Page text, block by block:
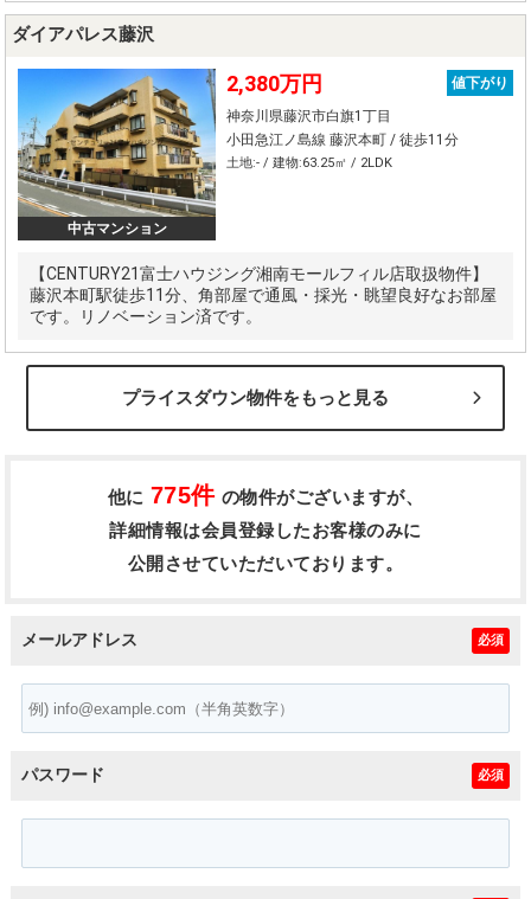
ダイアパレス藤沢
中古マンション
2,380万円
値下がり
神奈川県藤沢市白旗1丁目
小田急江ノ島線 藤沢本町 / 徒歩11分
土地:- / 建物:63.25㎡ / 2LDK
【CENTURY21富士ハウジング湘南モールフィル店取扱物件】
藤沢本町駅徒歩11分、角部屋で通風・採光・眺望良好なお部屋
です。リノベーション済です。
プライスダウン物件をもっと見る
他に 775件 の物件がございますが、
詳細情報は会員登録したお客様のみに
公開させていただいております。
メールアドレス 必須
パスワード 必須